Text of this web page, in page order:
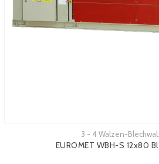
3 - 4 Walzen-
EUROMET WBH-S 12x80